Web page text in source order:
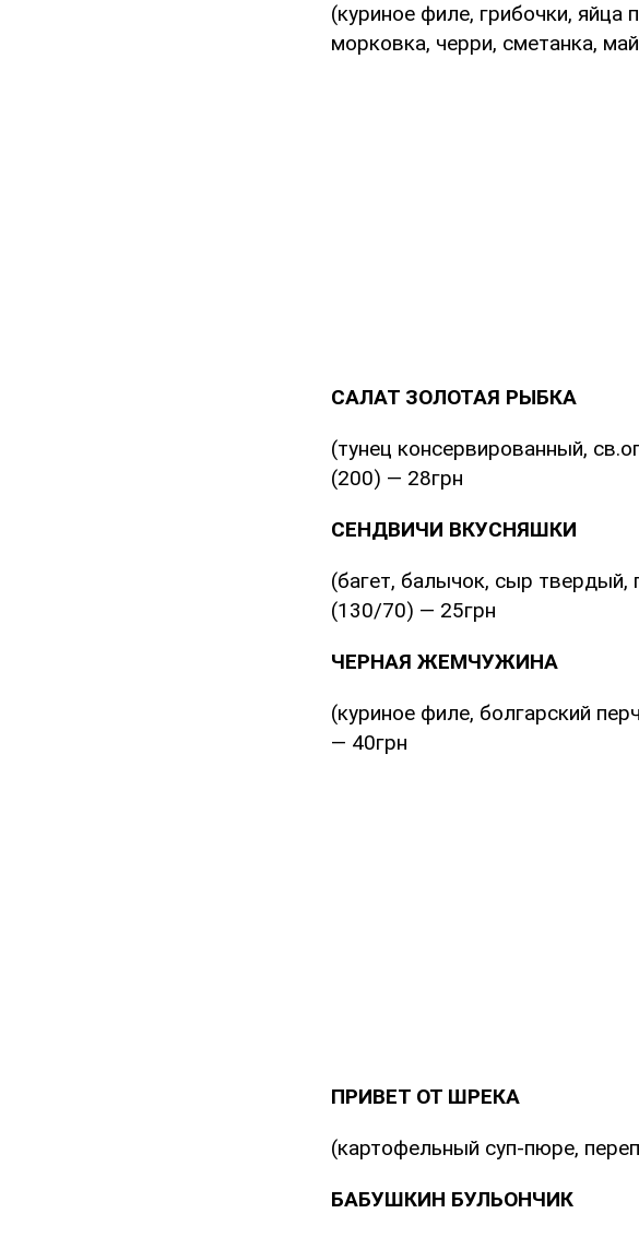
(куриное филе, грибочки, яйца
морковка, черри, сметанка,
САЛАТ ЗОЛОТАЯ РЫБКА
(тунец консервированный,
(200) — 28грн
СЕНДВИЧИ ВКУСНЯШКИ
(багет, балычок, сыр твердый,
(130/70) — 25грн
ЧЕРНАЯ ЖЕМЧУЖИНА
(куриное филе, болгарский
— 40грн
ПРИВЕТ ОТ ШРЕКА
(картофельный суп-пюре,
БАБУШКИН БУЛЬОНЧИК